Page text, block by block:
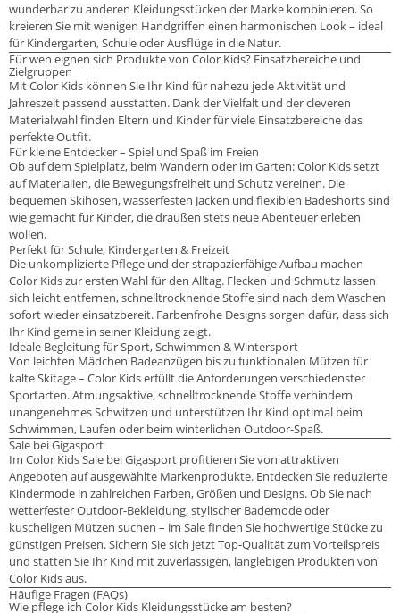
wunderbar zu anderen Kleidungsstücken der Marke kombinieren. So
kreieren Sie mit wenigen Handgriffen einen harmonischen Look – ideal
für Kindergarten, Schule oder Ausflüge in die Natur.
Für wen eignen sich Produkte von Color Kids? Einsatzbereiche und
Zielgruppen
Mit Color Kids können Sie Ihr Kind für nahezu jede Aktivität und
Jahreszeit passend ausstatten. Dank der Vielfalt und der cleveren
Materialwahl finden Eltern und Kinder für viele Einsatzbereiche das
perfekte Outfit.
Für kleine Entdecker – Spiel und Spaß im Freien
Ob auf dem Spielplatz, beim Wandern oder im Garten: Color Kids setzt
auf Materialien, die Bewegungsfreiheit und Schutz vereinen. Die
bequemen Skihosen, wasserfesten Jacken und flexiblen Badeshorts sind
wie gemacht für Kinder, die draußen stets neue Abenteuer erleben
wollen.
Perfekt für Schule, Kindergarten & Freizeit
Die unkomplizierte Pflege und der strapazierfähige Aufbau machen
Color Kids zur ersten Wahl für den Alltag. Flecken und Schmutz lassen
sich leicht entfernen, schnelltrocknende Stoffe sind nach dem Waschen
sofort wieder einsatzbereit. Farbenfrohe Designs sorgen dafür, dass sich
Ihr Kind gerne in seiner Kleidung zeigt.
Ideale Begleitung für Sport, Schwimmen & Wintersport
Von leichten Mädchen Badeanzügen bis zu funktionalen Mützen für
kalte Skitage – Color Kids erfüllt die Anforderungen verschiedenster
Sportarten. Atmungsaktive, schnelltrocknende Stoffe verhindern
unangenehmes Schwitzen und unterstützen Ihr Kind optimal beim
Schwimmen, Laufen oder beim winterlichen Outdoor-Spaß.
Sale bei Gigasport
Im Color Kids Sale bei Gigasport profitieren Sie von attraktiven
Angeboten auf ausgewählte Markenprodukte. Entdecken Sie reduzierte
Kindermode in zahlreichen Farben, Größen und Designs. Ob Sie nach
wetterfester Outdoor-Bekleidung, stylischer Bademode oder
kuscheligen Mützen suchen – im Sale finden Sie hochwertige Stücke zu
günstigen Preisen. Sichern Sie sich jetzt Top-Qualität zum Vorteilspreis
und statten Sie Ihr Kind mit zuverlässigen, langlebigen Produkten von
Color Kids aus.
Häufige Fragen (FAQs)
Wie pflege ich Color Kids Kleidungsstücke am besten?